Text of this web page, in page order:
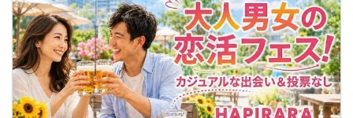
【お支払い方法】
当日現金払い♪
楽々♪クレジット払い♪
＜申込画面でいずれかを選択ください＞
※お申し込み後、即時でお客様のお席を確保しています♪
規定のキャンセルポリシーが適用されます。ご確認の上、お申込み願います。
男女調整・お席の確保等を行っております運営都合上、ご理解をお願いします。
【会場での受付】
10分前より受付♪
【ご参加規約】